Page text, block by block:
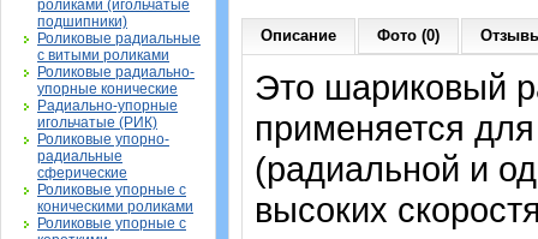
роликами (игольчатые
подшипники)
Роликовые радиальные
с витыми роликами
Роликовые радиально-
упорные конические
Радиально-упорные
игольчатые (РИК)
Роликовые упорно-
радиальные
сферические
Роликовые упорные с
коническими роликами
Роликовые упорные с
Описание Фото (0)
Это шариковый
применяется
(радиальной и
высоких